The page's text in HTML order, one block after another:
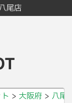
尾店
大阪府 八尾